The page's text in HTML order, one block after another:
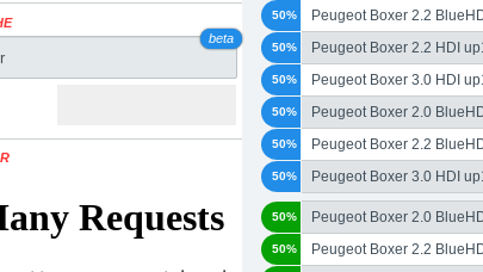
beta
Peugeot Boxer 2.2
50%
Peugeot Boxer 2.2 HDI
50%
Peugeot Boxer 3.0 HDI
50%
Peugeot Boxer 2.0
50%
Peugeot Boxer 2.2
50%
Peugeot Boxer 3.0 HDI
50%
Peugeot Boxer 2.0
50%
Peugeot Boxer 2.2
50%